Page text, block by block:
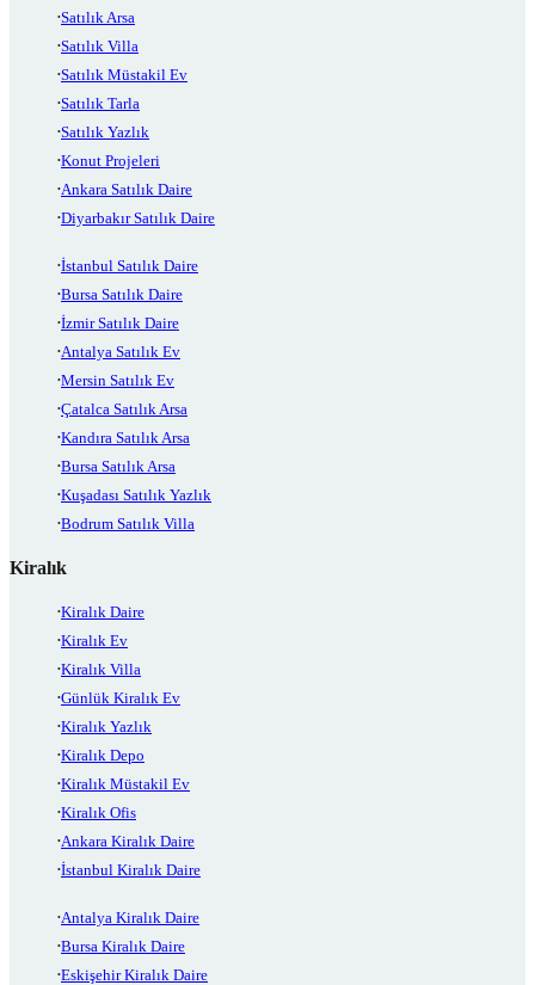
Satılık Arsa
Satılık Villa
Satılık Müstakil Ev
Satılık Tarla
Satılık Yazlık
Konut Projeleri
Ankara Satılık Daire
Diyarbakır Satılık Daire
İstanbul Satılık Daire
Bursa Satılık Daire
İzmir Satılık Daire
Antalya Satılık Ev
Mersin Satılık Ev
Çatalca Satılık Arsa
Kandıra Satılık Arsa
Bursa Satılık Arsa
Kuşadası Satılık Yazlık
Bodrum Satılık Villa
Kiralık
Kiralık Daire
Kiralık Ev
Kiralık Villa
Günlük Kiralık Ev
Kiralık Yazlık
Kiralık Depo
Kiralık Müstakil Ev
Kiralık Ofis
Ankara Kiralık Daire
İstanbul Kiralık Daire
Antalya Kiralık Daire
Bursa Kiralık Daire
Eskişehir Kiralık Daire